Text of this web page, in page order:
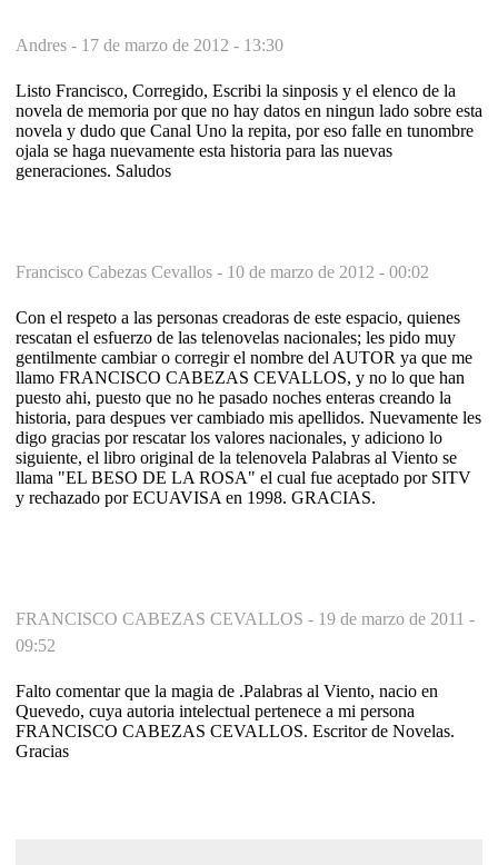
Andres - 17 de marzo de 2012 - 13:30
Listo Francisco, Corregido, Escribi la sinposis y el elenco de la
novela de memoria por que no hay datos en ningun lado sobre esta
novela y dudo que Canal Uno la repita, por eso falle en tunombre
ojala se haga nuevamente esta historia para las nuevas
generaciones. Saludos
Francisco Cabezas Cevallos - 10 de marzo de 2012 - 00:02
Con el respeto a las personas creadoras de este espacio, quienes
rescatan el esfuerzo de las telenovelas nacionales; les pido muy
gentilmente cambiar o corregir el nombre del AUTOR ya que me
llamo FRANCISCO CABEZAS CEVALLOS, y no lo que han
puesto ahi, puesto que no he pasado noches enteras creando la
historia, para despues ver cambiado mis apellidos. Nuevamente les
digo gracias por rescatar los valores nacionales, y adiciono lo
siguiente, el libro original de la telenovela Palabras al Viento se
llama "EL BESO DE LA ROSA" el cual fue aceptado por SITV
y rechazado por ECUAVISA en 1998. GRACIAS.
FRANCISCO CABEZAS CEVALLOS - 19 de marzo de 2011 -
09:52
Falto comentar que la magia de .Palabras al Viento, nacio en
Quevedo, cuya autoria intelectual pertenece a mi persona
FRANCISCO CABEZAS CEVALLOS. Escritor de Novelas.
Gracias